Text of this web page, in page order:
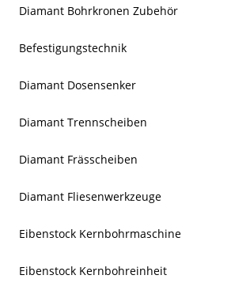
Diamant Bohrkronen Zubehör
Befestigungstechnik
Diamant Dosensenker
Diamant Trennscheiben
Diamant Frässcheiben
Diamant Fliesenwerkzeuge
Eibenstock Kernbohrmaschine
Eibenstock Kernbohreinheit